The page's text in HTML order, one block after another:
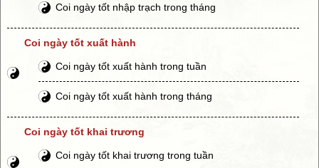
Coi ngày tốt nhập trạch trong tháng
Coi ngày tốt xuất hành
Coi ngày tốt xuất hành trong tuần
Coi ngày tốt xuất hành trong tháng
Coi ngày tốt khai trương
Coi ngày tốt khai trương trong tuần